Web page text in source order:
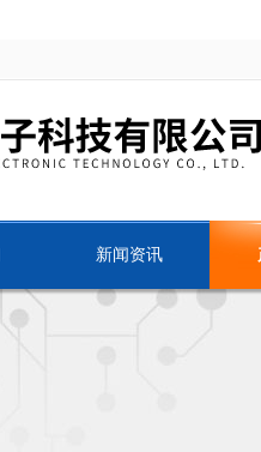
新闻资讯